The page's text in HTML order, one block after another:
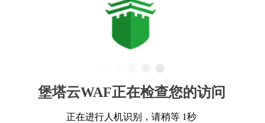
堡塔云WAF正在检查您的访问
正在进行人机识别，请稍等 1秒